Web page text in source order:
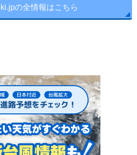
の全情報はこちら